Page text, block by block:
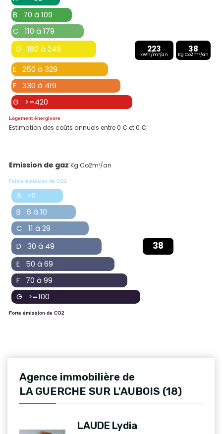
B 70 à 109
C 110 à 179
D 180 à 249
223
kWh/m²/an
38
Kg Co2m²/an
E 250 à 329
F 330 à 419
G >=420
Logement énergivore
Estimation des coûts annuels entre 0 € et 0 €
Emission de gaz Kg Co2m²/an
Faible émission de CO2
A <6
B 6 à 10
C 11 à 29
D 30 à 49
38
E 50 à 69
F 70 à 99
G >=100
Forte émission de CO2
Agence immobilière de
LA GUERCHE SUR L'AUBOIS (18)
LAUDE Lydia